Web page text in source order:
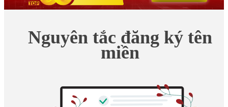
Nguyên tắc đăng ký tên
miền